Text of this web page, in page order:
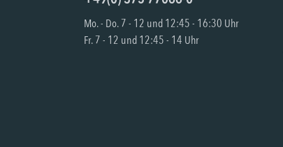
Mo. - Do. 7 - 12 und 12:45 - 16:30 Uhr
Fr. 7 - 12 und 12:45 - 14 Uhr